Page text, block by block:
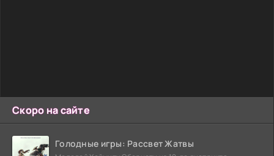
Скоро на сайте
Голодные игры: Рассвет Жатвы